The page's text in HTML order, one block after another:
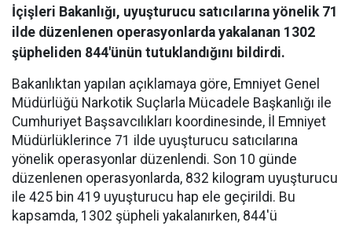
İçişleri Bakanlığı, uyuşturucu satıcılarına yönelik 71
ilde düzenlenen operasyonlarda yakalanan 1302
şüpheliden 844'ünün tutuklandığını bildirdi.
Bakanlıktan yapılan açıklamaya göre, Emniyet Genel
Müdürlüğü Narkotik Suçlarla Mücadele Başkanlığı ile
Cumhuriyet Başsavcılıkları koordinesinde, İl Emniyet
Müdürlüklerince 71 ilde uyuşturucu satıcılarına
yönelik operasyonlar düzenlendi. Son 10 günde
düzenlenen operasyonlarda, 832 kilogram uyuşturucu
ile 425 bin 419 uyuşturucu hap ele geçirildi. Bu
kapsamda, 1302 şüpheli yakalanırken, 844'ü